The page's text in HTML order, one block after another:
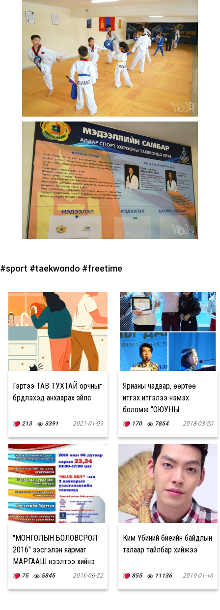
#sport #taekwondo #freetime
Гэртээ ТАВ ТУХТАЙ орчныг
бүрдүүлэхэд анхаарах зүйлс
213 3391 2021-01-09
Ярианы чадвар, өөртөө
итгэх итгэлээ нэмэх
боломж "ОЮУНЫ
ДАВАЛГАА"
170 7854 2018-03-20
"МОНГОЛЫН БОЛОВСРОЛ
2016" үзэсгэлэн яармаг
МАРГААШ нээлтээ хийнэ
75 5845 2016-06-22
Ким Үбиний биеийн байдлын
талаар тайлбар хийжээ
855 11136 2019-01-16